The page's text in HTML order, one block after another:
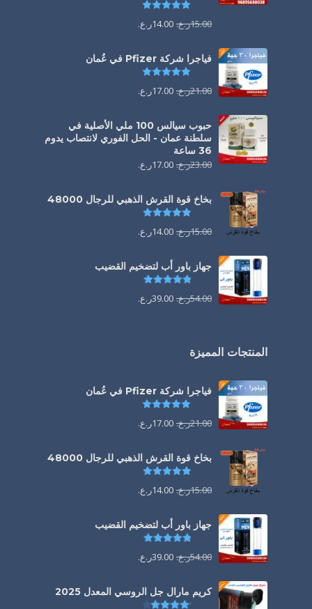
15.00ر.ع. 14.00ر.ع.
فياجرا شركة Pfizer في عُمان
21.00ر.ع. 17.00ر.ع.
حبوب سيالس 100 ملي الأصلية في
سلطنة عمان - الحل الفوري لانتصاب يدوم
36 ساعة
23.00ر.ع. 17.00ر.ع.
بخاخ قوة القرش الذهبي للرجال 48000
تم التقييم
15.00ر.ع. 14.00ر.ع.
جهاز باور أب لتضخيم القضيب
تم التقييم
54.00ر.ع. 39.00ر.ع.
المنتجات المميزة
فياجرا شركة Pfizer في عُمان
21.00ر.ع. 17.00ر.ع.
بخاخ قوة القرش الذهبي للرجال 48000
تم التقييم
15.00ر.ع. 14.00ر.ع.
جهاز باور أب لتضخيم القضيب
تم التقييم
54.00ر.ع. 39.00ر.ع.
كريم مارال جل الروسي المعدل 2025
تم التقييم